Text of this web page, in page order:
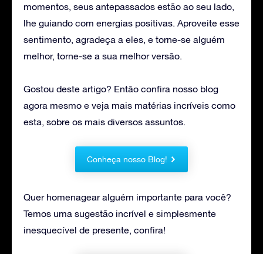
momentos, seus antepassados estão ao seu lado,
lhe guiando com energias positivas. Aproveite esse
sentimento, agradeça a eles, e torne-se alguém
melhor, torne-se a sua melhor versão.
Gostou deste artigo? Então confira nosso blog
agora mesmo e veja mais matérias incríveis como
esta, sobre os mais diversos assuntos.
Conheça nosso Blog!
Quer homenagear alguém importante para você?
Temos uma sugestão incrível e simplesmente
inesquecível de presente, confira!